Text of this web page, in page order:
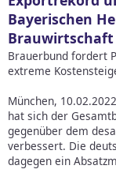
Bayerischen
Brauerbund fordert
extreme
München,
hat sich der
gegenüber dem
verbessert. Die
dagegen ein